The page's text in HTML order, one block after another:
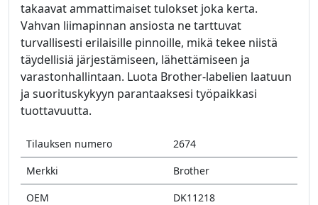
takaavat ammattimaiset tulokset joka kerta.
Vahvan liimapinnan ansiosta ne tarttuvat
turvallisesti erilaisille pinnoille, mikä tekee niistä
täydellisiä järjestämiseen, lähettämiseen ja
varastonhallintaan. Luota Brother-labelien laatuun
ja suorituskykyyn parantaaksesi työpaikkasi
tuottavuutta.
Tilauksen numero
2674
Merkki
Brother
OEM
DK11218